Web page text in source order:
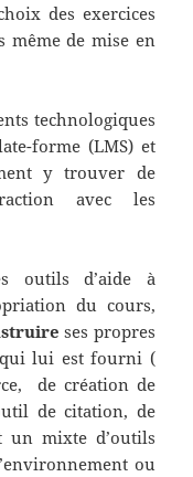
des exercices
même de mise en
technologiques
forme (LMS) et
y trouver de
avec les
outils d’aide à
du cours,
ses propres
lui est fourni (
de création de
de citation, de
un mixte d’outils
ou